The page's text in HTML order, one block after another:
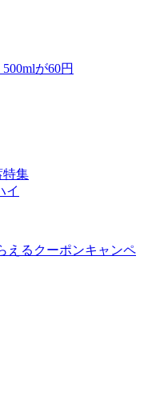
特集
イ
えるクーポンキャンペ